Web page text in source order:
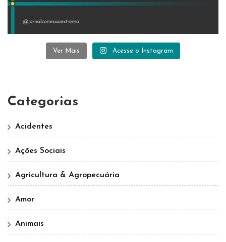
Ver Mais Acesse o Instagram
Categorias
Acidentes
Ações Sociais
Agricultura & Agropecuária
Amor
Animais